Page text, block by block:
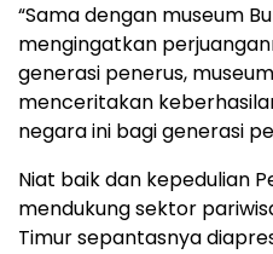
“Sama dengan museum
mengingatkan
generasi penerus,
menceritakan
negara ini bagi generasi
Niat baik dan kepedulian
mendukung sektor
Timur sepantasnya